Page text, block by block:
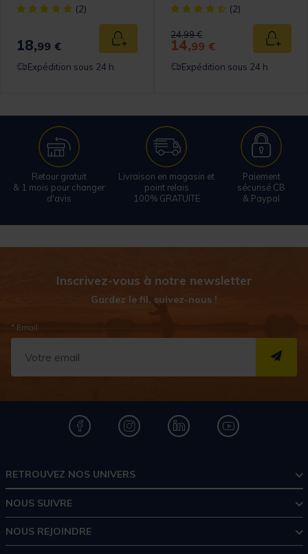
Rating
panier
[object Object] out of 5 Customer Rating
(2)
18,99 € Ajouter au panier
Expédition sous 24 h
[object Object] out of 5
(2)
Price reduced from
24,99 €to
14,99 €
Expédition sous 24 h
Retour gratuit
& 1 mois pour changer
d'avis
Livraison en magasin et
point relais
100% GRATUITE
Paiement
sécurisé CB
& Paypal
Inscrivez-vous à notre newsletter
Gardez le fil, suivez-nous !
* Email
RETROUVEZ NOS UNIVERS
NOUS SUIVRE
NOUS REJOINDRE